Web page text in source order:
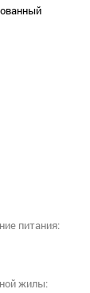
питания:
жилы: